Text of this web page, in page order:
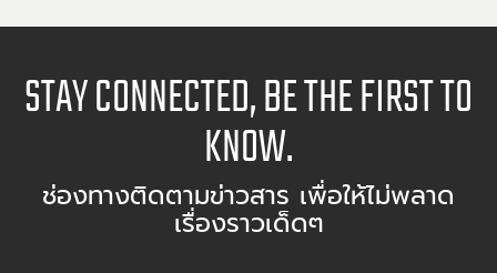
STAY CONNECTED, BE THE FIRST TO
KNOW.
ช่องทางติดตามข่าวสาร เพื่อให้ไม่พลาด
เรื่องราวเด็ดๆ